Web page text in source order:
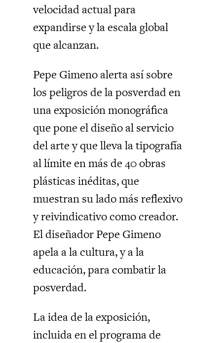
velocidad actual para
expandirse y la escala global
que alcanzan.
Pepe Gimeno alerta así sobre
los peligros de la posverdad en
una exposición monográfica
que pone el diseño al servicio
del arte y quelleva la tipografía
al límite en más de 40 obras
plásticas inéditas, que
muestran su lado más reflexivo
y reivindicativo como creador.
El diseñador Pepe Gimeno
apela a la cultura, y a la
educación, para combatir la
posverdad.
La idea de la exposición,
incluida en el programa de